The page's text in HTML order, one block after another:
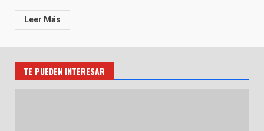
Leer Más
TE PUEDEN INTERESAR